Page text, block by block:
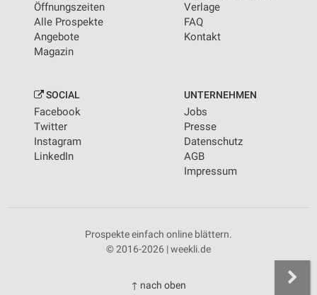
Öffnungszeiten
Alle Prospekte
Angebote
Magazin
Verlage
FAQ
Kontakt
SOCIAL
Facebook
Twitter
Instagram
LinkedIn
UNTERNEHMEN
Jobs
Presse
Datenschutz
AGB
Impressum
Prospekte einfach online blättern.
© 2016-2026 | weekli.de
↑ nach oben